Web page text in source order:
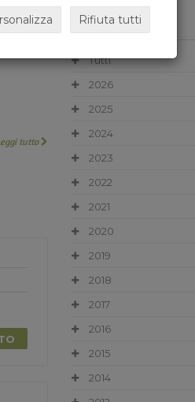
tutto
ARCHIVIO
Tutti
2026
2025
2024
2023
2022
2021
2020
2019
2018
2017
2016
2015
2014
Rifiuta tutti